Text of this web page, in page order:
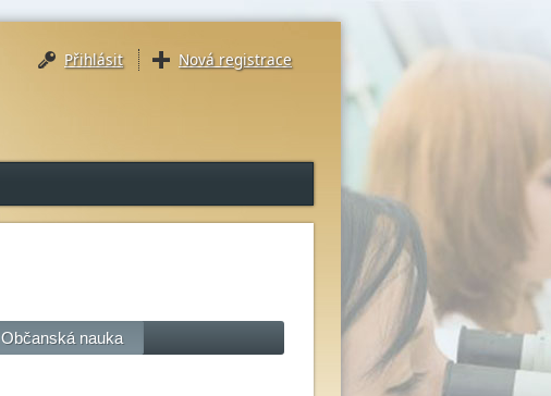
Přihlásit Nová registrace
nauka